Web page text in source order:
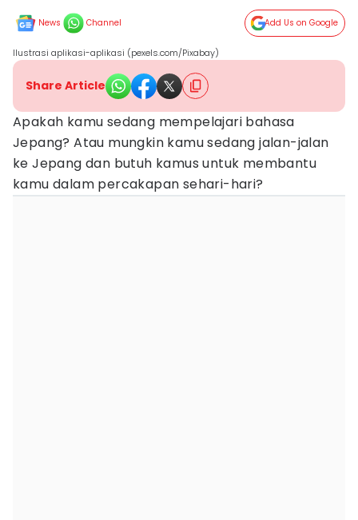
News Channel Add Us on Google
Ilustrasi aplikasi-aplikasi (pexels.com/Pixabay)
Share Article
Apakah kamu sedang mempelajari bahasa
Jepang? Atau mungkin kamu sedang jalan-jalan
ke Jepang dan butuh kamus untuk membantu
kamu dalam percakapan sehari-hari?